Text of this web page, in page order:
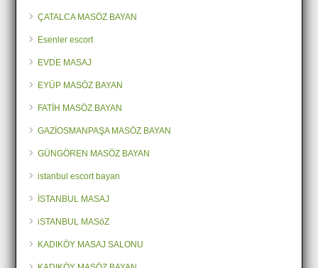
ÇATALCA MASÖZ BAYAN
Esenler escort
EVDE MASAJ
EYÜP MASÖZ BAYAN
FATİH MASÖZ BAYAN
GAZİOSMANPAŞA MASÖZ BAYAN
GÜNGÖREN MASÖZ BAYAN
istanbul escort bayan
İSTANBUL MASAJ
iSTANBUL MASöZ
KADIKÖY MASAJ SALONU